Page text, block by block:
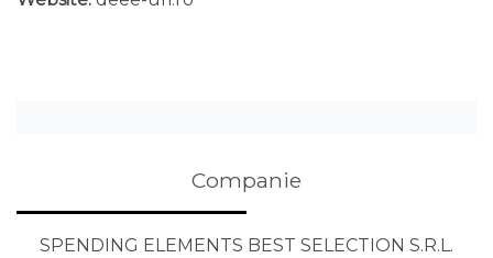
Companie
SPENDING ELEMENTS BEST SELECTION S.R.L.